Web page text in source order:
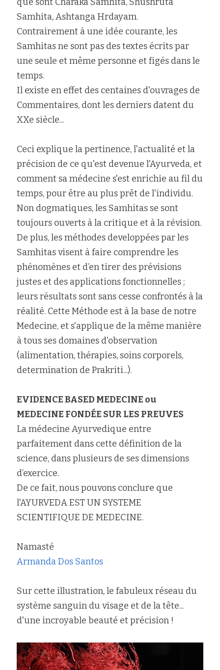
Samhita, Ashtanga Hrdayam.
Contrairement à une idée courante, les
Samhitas ne sont pas des textes écrits par
une seule et même personne et figés dans le
temps.
Il existe en effet des centaines d'ouvrages de
Commentaires, dont les derniers datent du
XXe siècle...
Ceci explique la pertinence, l'actualité et la
précision de ce qu'est devenue l'Ayurveda, et
comment sa médecine s'est enrichie au fil du
temps, pour être au plus prêt de l'individu.
Non dogmatiques, les Samhitas se sont
toujours ouverts à la critique et à la révision.
De plus, les méthodes developpées par les
Samhitas visent à faire comprendre les
phénomènes et d’en tirer des prévisions
justes et des applications fonctionnelles ;
leurs résultats sont sans cesse confrontés à la
réalité. Cette Méthode est à la base de notre
Medecine, et s'applique de la même manière
à tous ses domaines d'observation
(alimentation, thérapies, soins corporels,
determination de Prakriti...).
EVIDENCE BASED MEDECINE ou
MEDECINE FONDÉE SUR LES PREUVES
La médecine Ayurvedique entre
parfaitement dans cette définition de la
science, dans plusieurs de ses dimensions
d’exercice.
De ce fait, nous pouvons conclure que
l'AYURVEDA EST UN SYSTEME
SCIENTIFIQUE DE MEDECINE.
Namasté
Armanda Dos Santos
Sur cette illustration, le fabuleux réseau du
système sanguin du visage et de la tête...
d'une incroyable beauté et précision !